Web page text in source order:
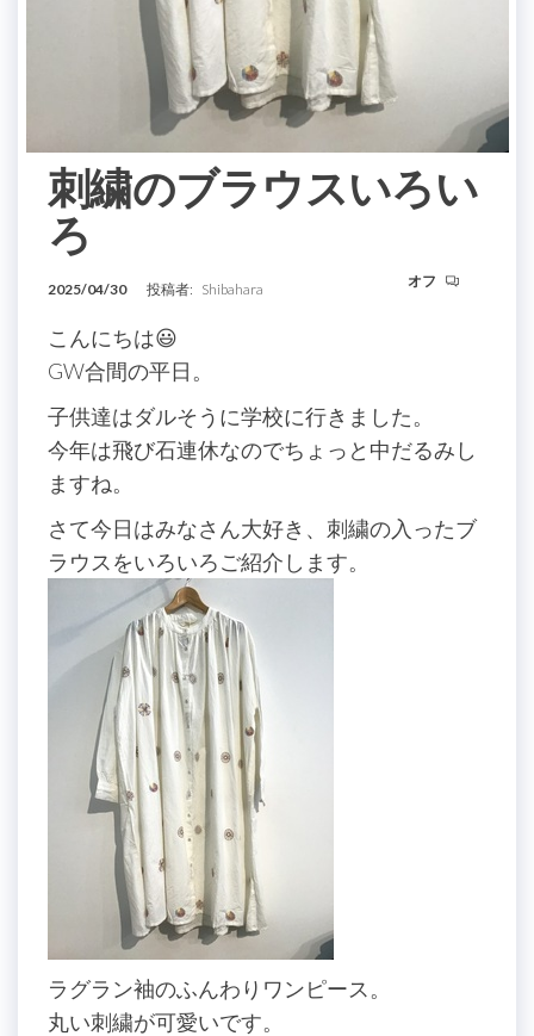
刺繍のブラウスいろい
ろ
2025/04/30 投稿者: Shibahara オフ
こんにちは😃
GW合間の平日。
子供達はダルそうに学校に行きました。
今年は飛び石連休なのでちょっと中だるみし
ますね。
さて今日はみなさん大好き、刺繍の入ったブ
ラウスをいろいろご紹介します。
ラグラン袖のふんわりワンピース。
丸い刺繍が可愛いです。